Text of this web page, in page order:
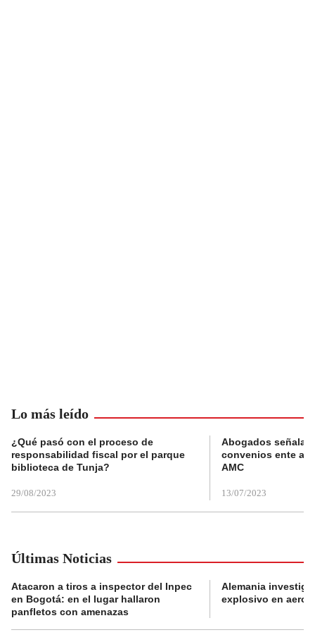
Lo más leído
¿Qué pasó con el proceso de
responsabilidad fiscal por el parque
biblioteca de Tunja?
29/08/2023
Abogados
convenios ente
AMC
13/07/2023
Últimas Noticias
Atacaron a tiros a inspector del Inpec
en Bogotá: en el lugar hallaron
panfletos con amenazas
Alemania
explosivo en